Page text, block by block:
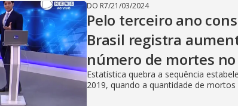
DO R7/21/03/2024
Pelo terceiro ano
Brasil registra
número de mortes
Estatística quebra a sequência
2019, quando a quantidade de